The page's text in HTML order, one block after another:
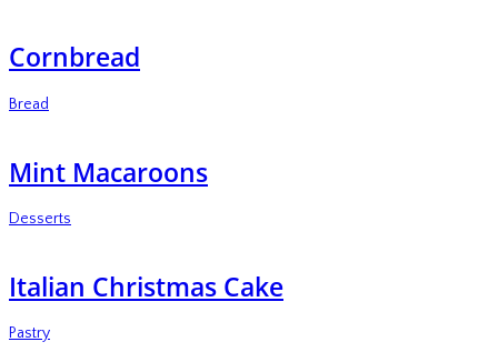
Cornbread
Bread
Mint Macaroons
Desserts
Italian Christmas Cake
Pastry